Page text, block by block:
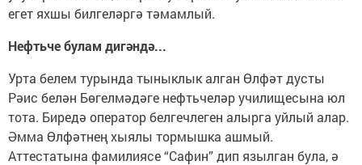
егет яхшы билгеләргә тәмамлый.
Нефтьче булам дигәндә...
Урта белем турында тыныклык алган Өлфәт дусты
Рәис белән Бөгелмәдәге нефтьчеләр училищесына юл
тота. Биредә оператор белгечлеген алырга уйлый алар.
Әмма Өлфәтнең хыялы тормышка ашмый.
Аттестатына фамилиясе “Сафин” дип язылган була, ә